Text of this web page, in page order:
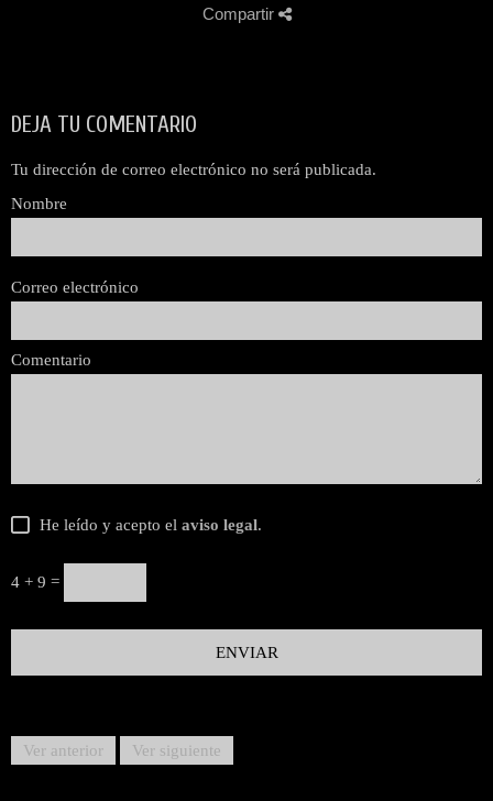
Compartir
DEJA TU COMENTARIO
Tu dirección de correo electrónico no será publicada.
Nombre
Correo electrónico
Comentario
He leído y acepto el aviso legal.
4 + 9 =
Ver anterior Ver siguiente